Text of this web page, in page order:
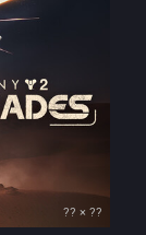
?? × ??